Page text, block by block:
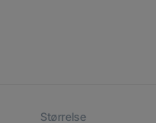
Størrelse